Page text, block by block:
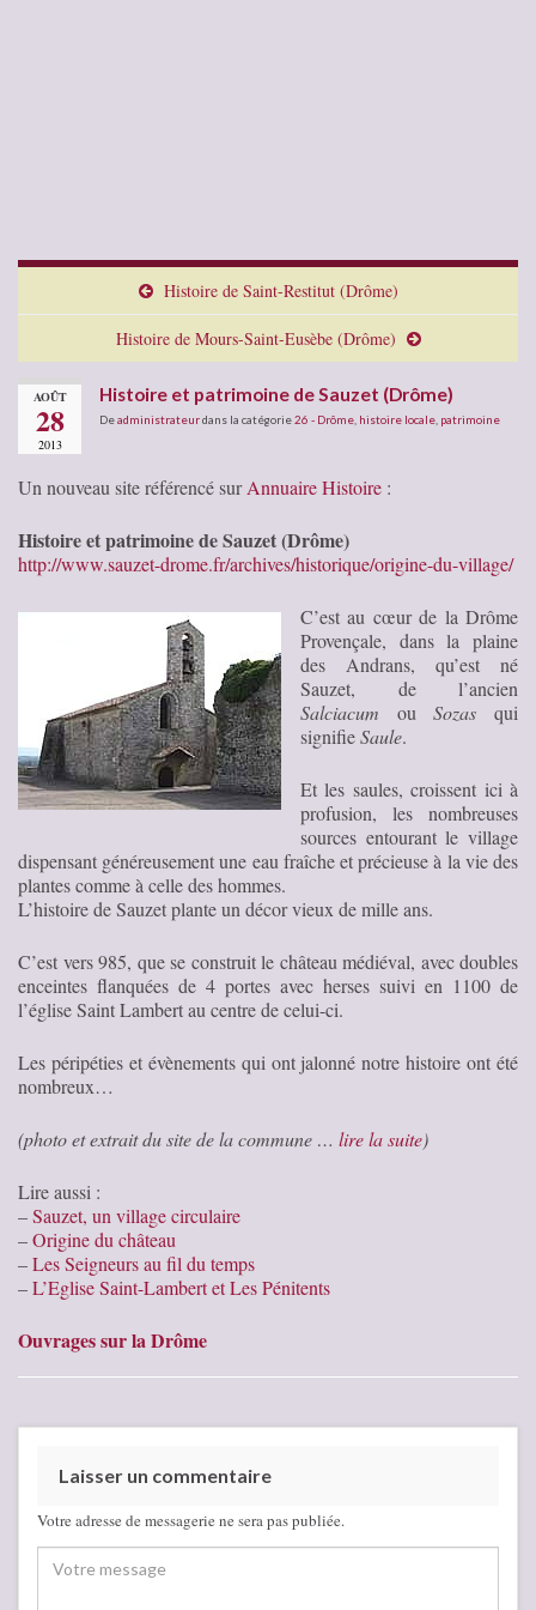
Histoire de Saint-Restitut (Drôme)
Histoire de Mours-Saint-Eusèbe (Drôme)
AOÛT
28
2013
Histoire et patrimoine de Sauzet (Drôme)
Deadministrateurdans la catégorie26 - Drôme histoire locale patrimoine
Un nouveau site référencé surAnnuaire Histoire :
Histoire et patrimoine de Sauzet (Drôme)
http://www.sauzet-drome.fr/archives/historique/origine-du-village/
C’est au cœur de la Drôme
Provençale, dans la plaine
des Andrans, qu’est né
Sauzet, de l’ancien
Salciacum ouSozas qui
signifieSaule.
Et les saules, croissent ici à
profusion, les nombreuses
sources entourant le village
dispensant généreusement une eau fraîche et précieuse à la vie des
plantes comme à celle des hommes.
L’histoire de Sauzet plante un décor vieux de mille ans.
C’est vers 985, que se construit le château médiéval, avec doubles
enceintes flanquées de 4 portes avec herses suivi en 1100 de
l’église Saint Lambert au centre de celui-ci.
Les péripéties et évènements qui ont jalonné notre histoire ont été
nombreux…
(photo et extrait du site de la commune … lire la suite)
Lire aussi :
–Sauzet, un village circulaire
–Origine du château
–Les Seigneurs au fil du temps
–L’Eglise Saint-Lambert et Les Pénitents
Ouvrages sur la Drôme
Laisser un commentaire
Votre adresse de messagerie ne sera pas publiée.